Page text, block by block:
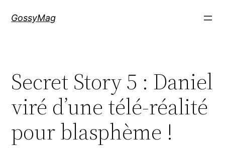
GossyMag
Secret Story 5 : Daniel
viré d’une télé-réalité
pour blasphème !